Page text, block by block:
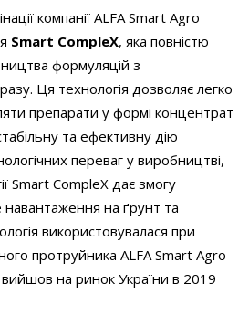
компанії ALFA Smart Agro
Smart CompleX, яка повністю
формуляцій з
Ця технологія дозволяє легко
препарати у формі концентрат
та ефективну дію
переваг у виробництві,
Smart CompleX дає змогу
на ґрунт та
використовувалася при
протруйника ALFA Smart Agro
вийшов на ринок України в 2019